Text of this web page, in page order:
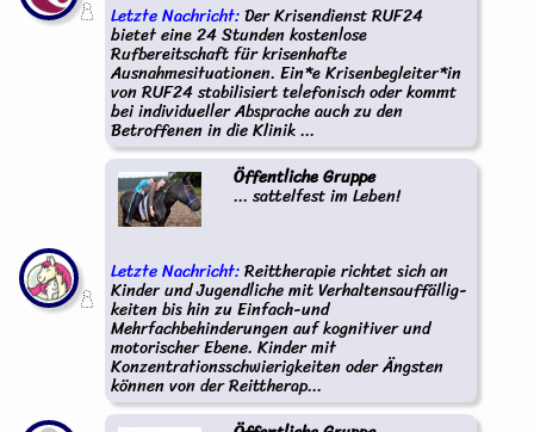
Letzte Nachricht:Der Krisendienst RUF24
bietet eine 24 Stunden kostenlose
Rufbereitschaft für krisenhafte
Ausnahmesituationen. Ein*e Krisenbegleiter*in
von RUF24 stabilisiert telefonisch oder kommt
bei individueller Absprache auch zu den
Betroffenen in die Klinik ...
Öffentliche Gruppe
... sattelfest im Leben!
Letzte Nachricht:Reittherapie richtet sich an
Kinder und Jugendliche mit Verhaltensauffällig-
keiten bis hin zu Einfach-und
Mehrfachbehinderungen auf kognitiver und
motorischer Ebene. Kinder mit
Konzentrationsschwierigkeiten oder Ängsten
können von der Reittherap...